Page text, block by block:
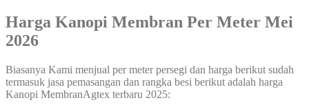
Harga Kanopi Membran Per Meter Mei
2026
Biasanya Kami menjual per meter persegi dan harga berikut sudah
termasuk jasa pemasangan dan rangka besi berikut adalah harga
Kanopi MembranAgtex terbaru 2025: